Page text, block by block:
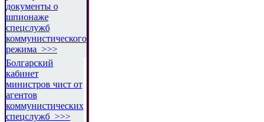
документы о
шпионаже
спецслужб
коммунистического
режима >>>
Болгарский
кабинет
министров чист от
агентов
коммунистических
спецслужб >>>